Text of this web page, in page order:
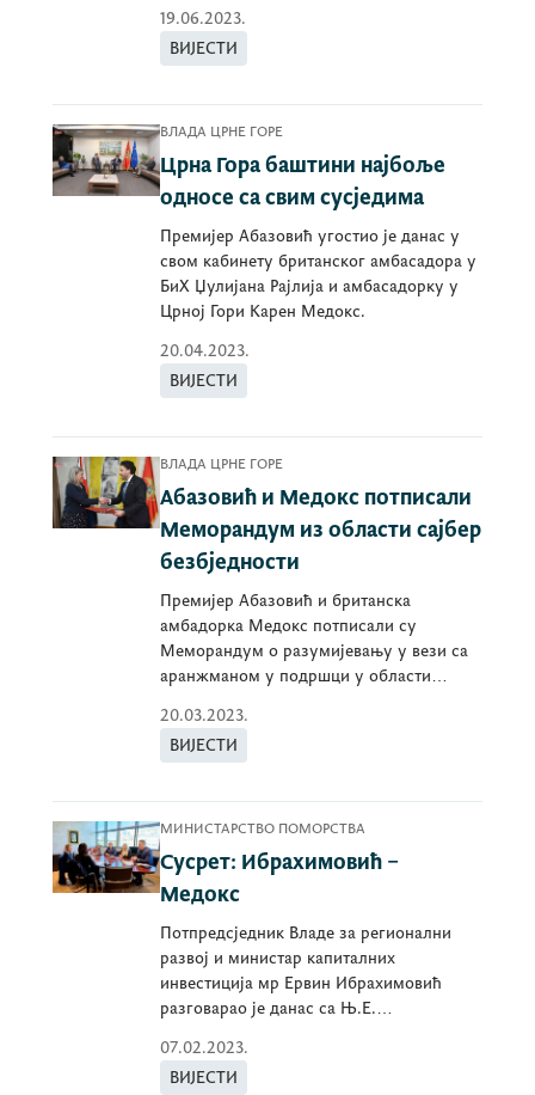
19.06.2023.
ВИЈЕСТИ
ВЛАДА ЦРНЕ ГОРЕ
Црна Гора баштини најбоље
односе са свим сусједима
Премијер Абазовић угостио је данас у
свом кабинету британског амбасадора у
БиХ Џулијана Рајлија и амбасадорку у
Црној Гори Карен Медокс.
20.04.2023.
ВИЈЕСТИ
ВЛАДА ЦРНЕ ГОРЕ
Абазовић и Медокс потписали
Меморандум из области сајбер
безбједности
Премијер Абазовић и британска
амбадорка Медокс потписали су
Меморандум о разумијевању у вези са
аранжманом у подршци у области
20.03.2023.
ВИЈЕСТИ
МИНИСТАРСТВО ПОМОРСТВА
Сусрет: Ибрахимовић –
Медокс
Потпредсједник Владе за регионални
развој и министар капиталних
инвестиција мр Ервин Ибрахимовић
разговарао је данас са Њ.Е.
07.02.2023.
ВИЈЕСТИ